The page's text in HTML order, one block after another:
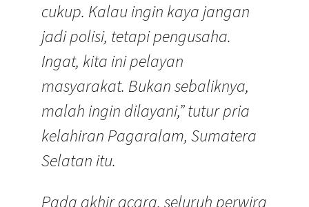
cukup. Kalau ingin kaya jangan
jadi polisi, tetapi pengusaha.
Ingat, kita ini pelayan
masyarakat. Bukan sebaliknya,
malah ingin dilayani,” tutur pria
kelahiran Pagaralam, Sumatera
Selatan itu.
Pada akhir acara, seluruh perwira